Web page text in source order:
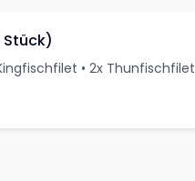
Stück)
• 2x Thunfischfilet